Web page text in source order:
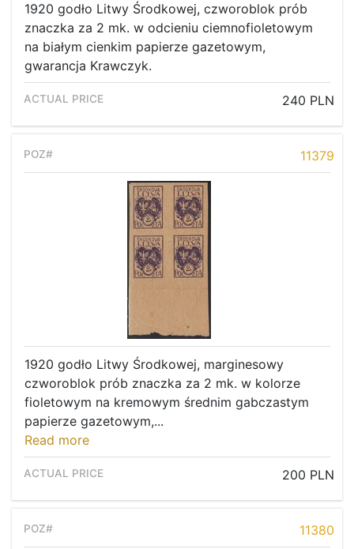
1920 godło Litwy Środkowej, czworoblok prób
znaczka za 2 mk. w odcieniu ciemnofioletowym
na białym cienkim papierze gazetowym,
gwarancja Krawczyk.
240 PLN
11379
1920 godło Litwy Środkowej, marginesowy
czworoblok prób znaczka za 2 mk. w kolorze
fioletowym na kremowym średnim gabczastym
papierze gazetowym,...
Read more
200 PLN
11380